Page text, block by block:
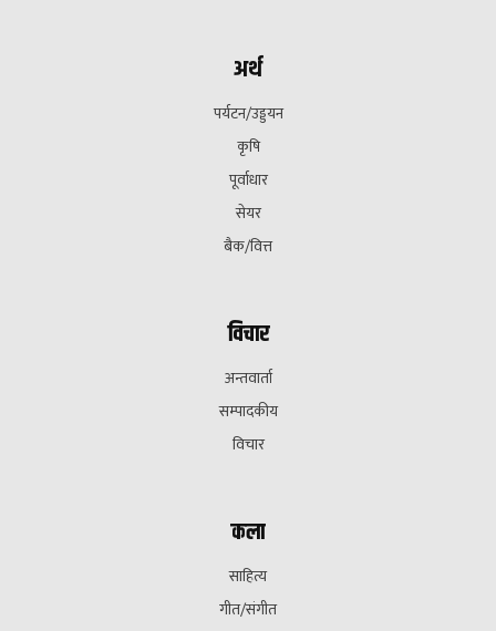
अर्थ
पर्यटन/उड्डयन
कृषि
पूर्वाधार
सेयर
बैक/वित्त
विचार
अन्तवार्ता
सम्पादकीय
विचार
कला
साहित्य
गीत/संगीत